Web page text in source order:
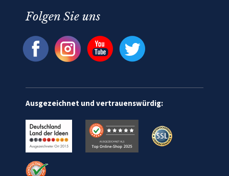
Folgen Sie uns
Ausgezeichnet und vertrauenswürdig: